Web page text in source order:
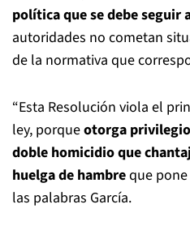
política que se debe seguir
autoridades no cometan
de la normativa que
“Esta Resolución viola el
ley, porqueotorga
doble homicidio que
huelga de hambreque pone
las palabras García.